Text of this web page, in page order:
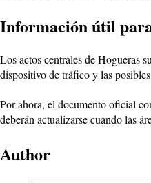
Información útil
Los actos centrales de Hogueras
dispositivo de tráfico y las
Por ahora, el documento oficial
deberán actualizarse cuando las
Author